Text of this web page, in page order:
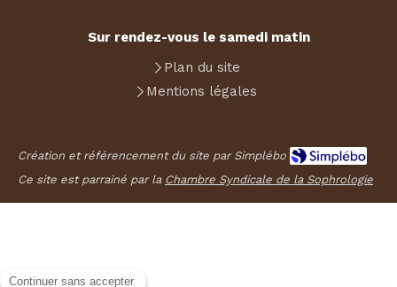
Sur rendez-vous le samedi matin
Plan du site
Mentions légales
Création et référencement du site par Simplébo
Ce site est parrainé par la Chambre Syndicale de la Sophrologie